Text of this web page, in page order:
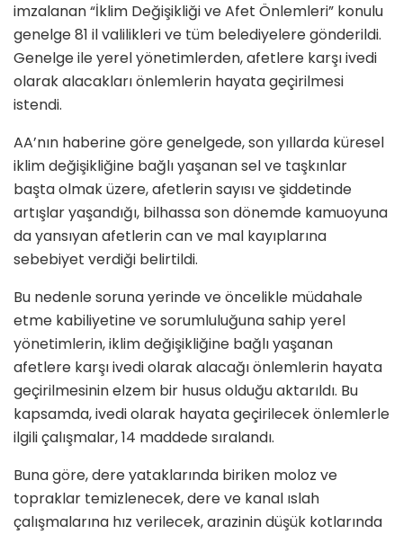
imzalanan “İklim Değişikliği ve Afet Önlemleri” konulu
genelge 81 il valilikleri ve tüm belediyelere gönderildi.
Genelge ile yerel yönetimlerden, afetlere karşı ivedi
olarak alacakları önlemlerin hayata geçirilmesi
istendi.
AA’nın haberine göre genelgede, son yıllarda küresel
iklim değişikliğine bağlı yaşanan sel ve taşkınlar
başta olmak üzere, afetlerin sayısı ve şiddetinde
artışlar yaşandığı, bilhassa son dönemde kamuoyuna
da yansıyan afetlerin can ve mal kayıplarına
sebebiyet verdiği belirtildi.
Bu nedenle soruna yerinde ve öncelikle müdahale
etme kabiliyetine ve sorumluluğuna sahip yerel
yönetimlerin, iklim değişikliğine bağlı yaşanan
afetlere karşı ivedi olarak alacağı önlemlerin hayata
geçirilmesinin elzem bir husus olduğu aktarıldı. Bu
kapsamda, ivedi olarak hayata geçirilecek önlemlerle
ilgili çalışmalar, 14 maddede sıralandı.
Buna göre, dere yataklarında biriken moloz ve
topraklar temizlenecek, dere ve kanal ıslah
çalışmalarına hız verilecek, arazinin düşük kotlarında